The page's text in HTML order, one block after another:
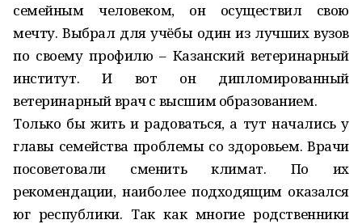
семейным человеком, он осуществил свою
мечту. Выбрал для учёбы один из лучших вузов
по своему профилю – Казанский ветеринарный
институт. И вот он дипломированный
ветеринарный врач с высшим образованием.
Только бы жить и радоваться, а тут начались у
главы семейства проблемы со здоровьем. Врачи
посоветовали сменить климат. По их
рекомендации, наиболее подходящим оказался
юг республики. Так как многие родственники